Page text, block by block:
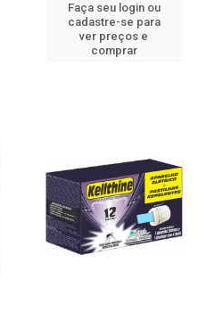
Faça seu login ou
cadastre-se para
ver preços e
comprar